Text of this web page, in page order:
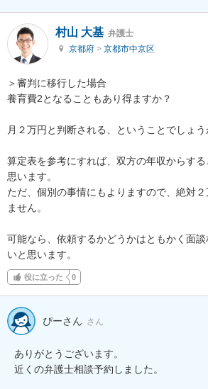
村山 大基 弁護士
京都府 > 京都市中京区
＞審判に移行した場合
養育費2となることもあり得ますか？
月２万円と判断される、ということでしょう
算定表を参考にすれば、双方の年収からす
思います。
ただ、個別の事情にもよりますので、絶対
ません。
可能なら、依頼するかどうかはともかく面
いと思います。
役に立った 0
ぴーさん さん
ありがとうございます。